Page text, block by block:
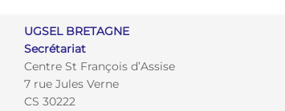
UGSEL BRETAGNE
Secrétariat
Centre St François d’Assise
7 rue Jules Verne
CS 30222